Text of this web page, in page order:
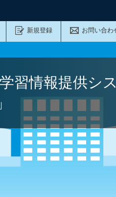
新規登録 お問い合わ
習情報提供シ